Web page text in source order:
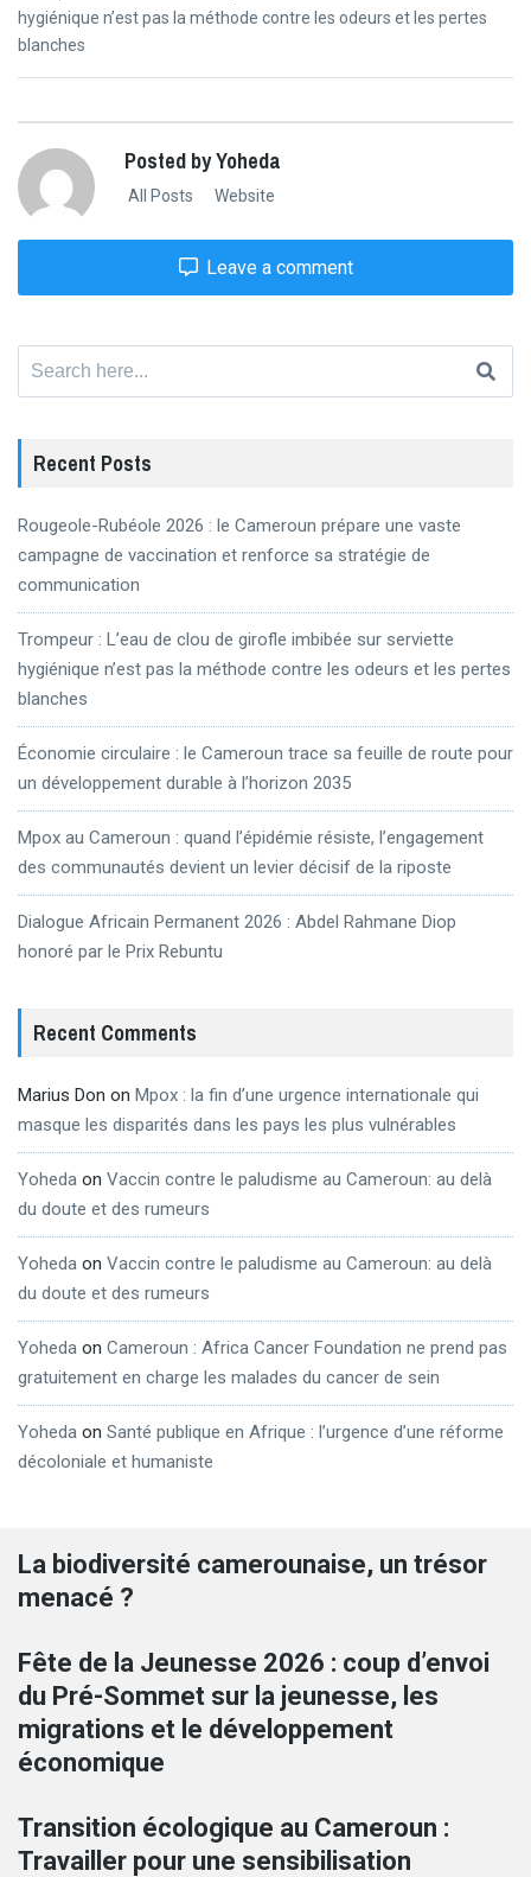
post:
hygiénique n’est pas la méthode contre les odeurs et les pertes
blanches
Posted by Yoheda
All Posts Website
Leave a comment
Recent Posts
Rougeole-Rubéole 2026 : le Cameroun prépare une vaste
campagne de vaccination et renforce sa stratégie de
communication
Trompeur : L’eau de clou de girofle imbibée sur serviette
hygiénique n’est pas la méthode contre les odeurs et les pertes
blanches
Économie circulaire : le Cameroun trace sa feuille de route pour
un développement durable à l’horizon 2035
Mpox au Cameroun : quand l’épidémie résiste, l’engagement
des communautés devient un levier décisif de la riposte
Dialogue Africain Permanent 2026 : Abdel Rahmane Diop
honoré par le Prix Rebuntu
Recent Comments
Marius Don on Mpox : la fin d’une urgence internationale qui
masque les disparités dans les pays les plus vulnérables
Yoheda on Vaccin contre le paludisme au Cameroun: au delà
du doute et des rumeurs
Yoheda on Vaccin contre le paludisme au Cameroun: au delà
du doute et des rumeurs
Yoheda on Cameroun : Africa Cancer Foundation ne prend pas
gratuitement en charge les malades du cancer de sein
Yoheda on Santé publique en Afrique : l’urgence d’une réforme
décoloniale et humaniste
La biodiversité camerounaise, un trésor
menacé ?
Fête de la Jeunesse 2026 : coup d’envoi
du Pré-Sommet sur la jeunesse, les
migrations et le développement
économique
Transition écologique au Cameroun :
Travailler pour une sensibilisation